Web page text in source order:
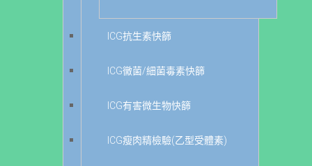
ICG抗生素快篩
ICG黴菌/細菌毒素快篩
ICG有害微生物快篩
ICG瘦肉精檢驗(乙型受體素)